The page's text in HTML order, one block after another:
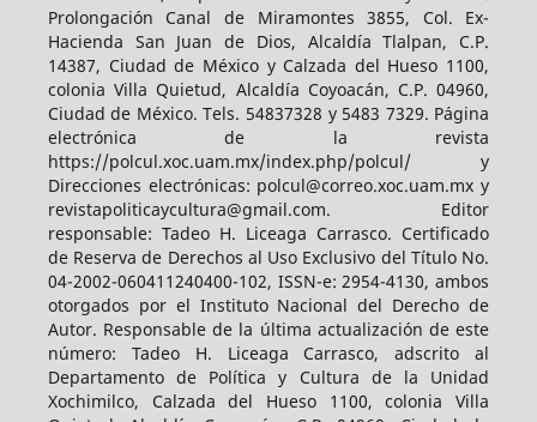
Prolongación Canal de Miramontes 3855, Col. Ex-
Hacienda San Juan de Dios, Alcaldía Tlalpan, C.P.
14387, Ciudad de México y Calzada del Hueso 1100,
colonia Villa Quietud, Alcaldía Coyoacán, C.P. 04960,
Ciudad de México. Tels. 54837328 y 5483 7329. Página
electrónica de la revista
https://polcul.xoc.uam.mx/index.php/polcul/ y
Direcciones electrónicas: polcul@correo.xoc.uam.mx y
revistapoliticaycultura@gmail.com. Editor
responsable: Tadeo H. Liceaga Carrasco. Certificado
de Reserva de Derechos al Uso Exclusivo del Título No.
04-2002-060411240400-102, ISSN-e: 2954-4130, ambos
otorgados por el Instituto Nacional del Derecho de
Autor. Responsable de la última actualización de este
número: Tadeo H. Liceaga Carrasco, adscrito al
Departamento de Política y Cultura de la Unidad
Xochimilco, Calzada del Hueso 1100, colonia Villa